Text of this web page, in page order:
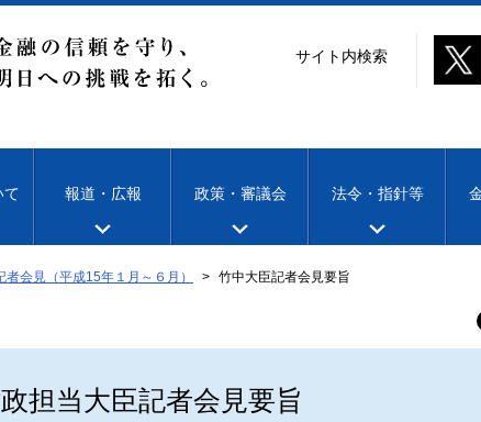
サイト内検索
て 報道・広報 政策・審議会 法令・指針等
者会見（平成15年１月～６月） 竹中大臣記者会見要旨
担当大臣記者会見要旨